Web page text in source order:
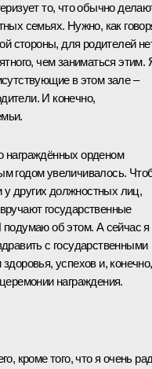
то, что обычно
семьях. Нужно, как
стороны, для родителей
чем заниматься этим.
в этом зале –
И конечно,
награждённых орденом
годом увеличивалось.
у других должностных лиц,
государственные
об этом. А сейчас я
с государственными
успехов и, конечно,
награждения.
кроме того, что я очень